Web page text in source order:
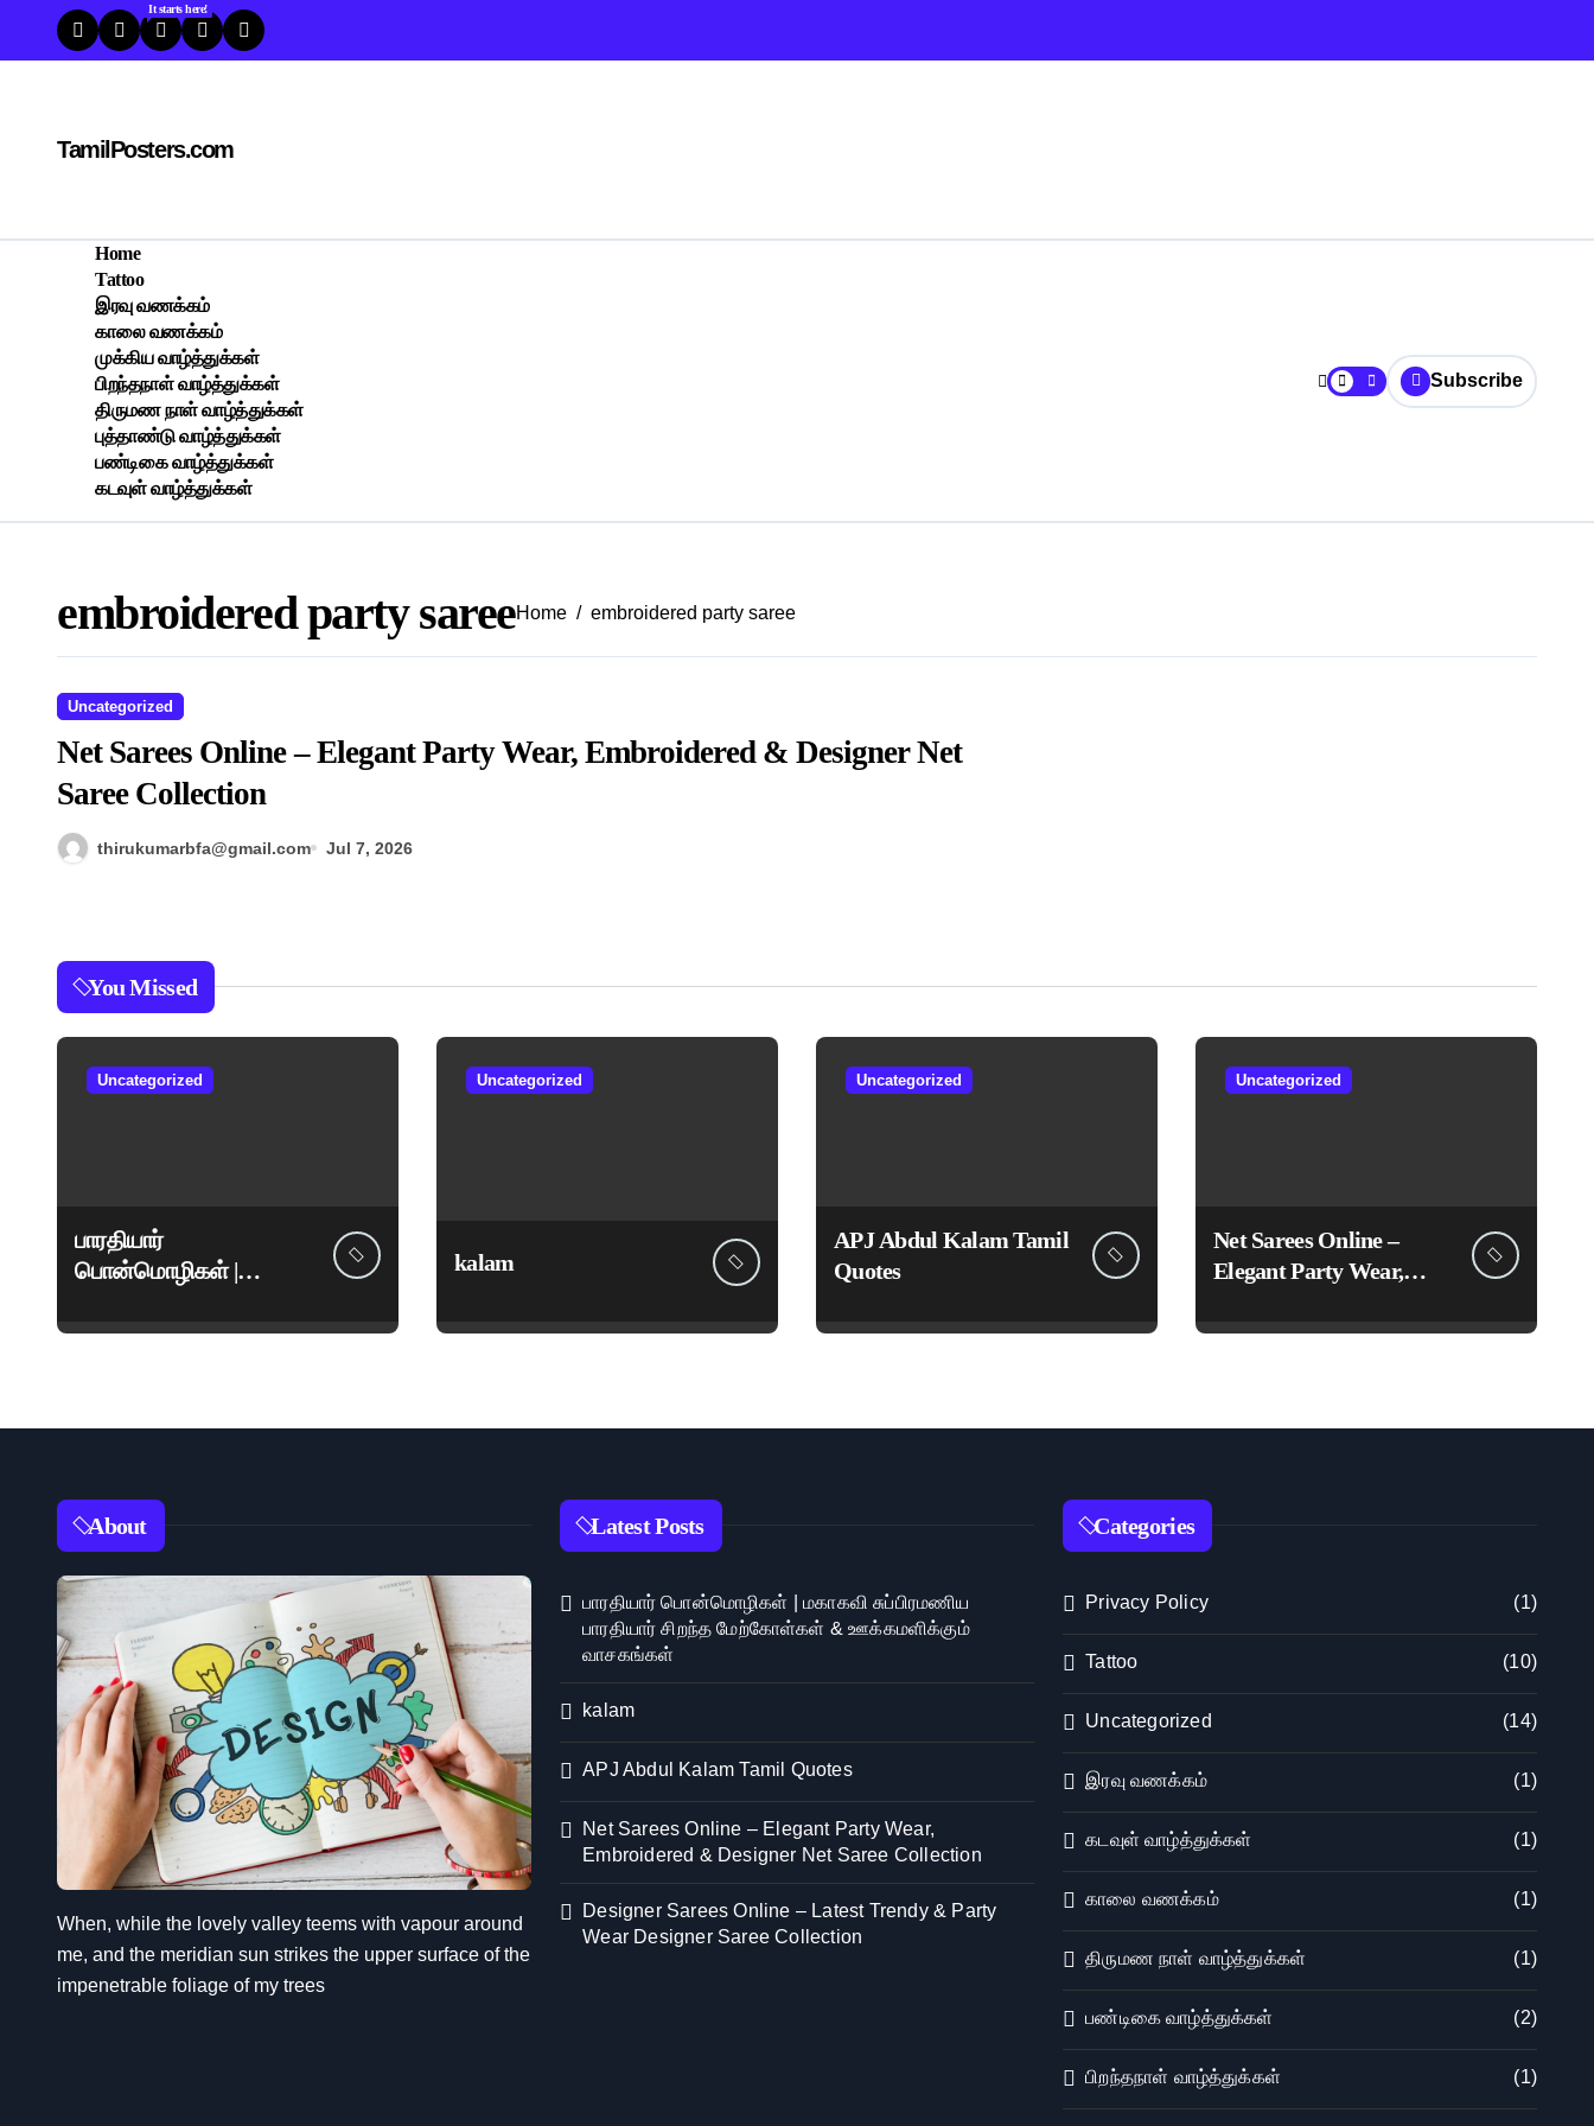
content
TamilPosters.com
Home
It starts here!
Tattoo
இரவு வணக்கம்
காலை வணக்கம்
முக்கிய வாழ்த்துக்கள்
பிறந்தநாள் வாழ்த்துக்கள்
திருமண நாள் வாழ்த்துக்கள்
புத்தாண்டு வாழ்த்துக்கள்
பண்டிகை வாழ்த்துக்கள்
கடவுள் வாழ்த்துக்கள்
Subscribe
embroidered party sareeHome embroidered party saree
Uncategorized
Net Sarees Online – Elegant Party Wear, Embroidered & Designer Net
Saree Collection
thirukumarbfa@gmail.com Jul 7, 2026
You Missed
Uncategorized
பாரதியார்
பொன்மொழிகள் |
பாரதியார் சிறந்த
வாசகங்கள்
Uncategorized
kalam
Uncategorized
APJ Abdul Kalam Tamil
Quotes
Uncategorized
Net Sarees Online –
Elegant Party Wear,
Designer Net Saree
About
When, while the lovely valley teems with vapour around
me, and the meridian sun strikes the upper surface of the
impenetrable foliage of my trees
Latest Posts
பாரதியார் பொன்மொழிகள் | மகாகவி சுப்பிரமணிய
பாரதியார் சிறந்த மேற்கோள்கள் & ஊக்கமளிக்கும்
வாசகங்கள்
kalam
APJ Abdul Kalam Tamil Quotes
Net Sarees Online – Elegant Party Wear,
Embroidered & Designer Net Saree Collection
Designer Sarees Online – Latest Trendy & Party
Wear Designer Saree Collection
Categories
Privacy Policy (1)
Tattoo (10)
Uncategorized (14)
இரவு வணக்கம் (1)
கடவுள் வாழ்த்துக்கள் (1)
காலை வணக்கம் (1)
திருமண நாள் வாழ்த்துக்கள் (1)
பண்டிகை வாழ்த்துக்கள் (2)
பிறந்தநாள் வாழ்த்துக்கள் (1)